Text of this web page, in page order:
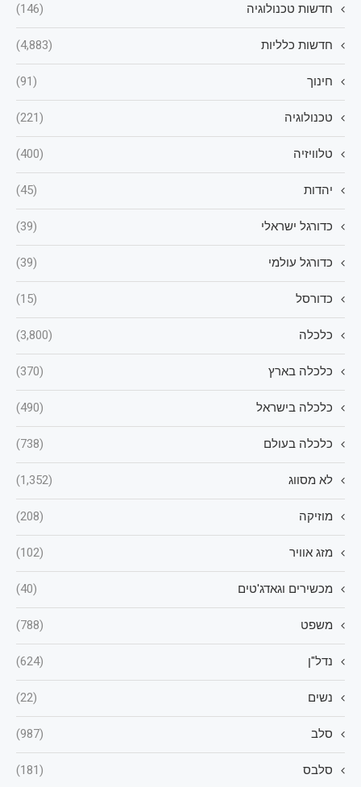
חדשות טכנולוגיה (146)
חדשות כלליות (4,883)
חינוך (91)
טכנולוגיה (221)
טלוויזיה (400)
יהדות (45)
כדורגל ישראלי (39)
כדורגל עולמי (39)
כדורסל (15)
כלכלה (3,800)
כלכלה בארץ (370)
כלכלה בישראל (490)
כלכלה בעולם (738)
לא מסווג (1,352)
מוזיקה (208)
מזג אוויר (102)
מכשירים וגאדג'טים (40)
משפט (788)
נדל"ן (624)
נשים (22)
סלב (987)
סלבס (181)